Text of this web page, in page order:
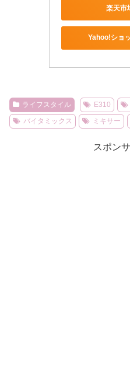
楽天市
Yahoo!ショ
ライフスタイル E310
バイタミックス
ミキサー
スポン